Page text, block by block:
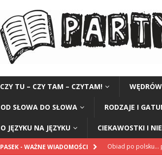
CZY TU – CZY TAM – CZYTAM!
OD SŁOWA DO SŁOWA RODZAJE I
O JĘZYKU NA JĘZYKU CIEKAWOSTKI I
PASEK - WAŻNE WIADOMOŚCI Obiad po polsku…